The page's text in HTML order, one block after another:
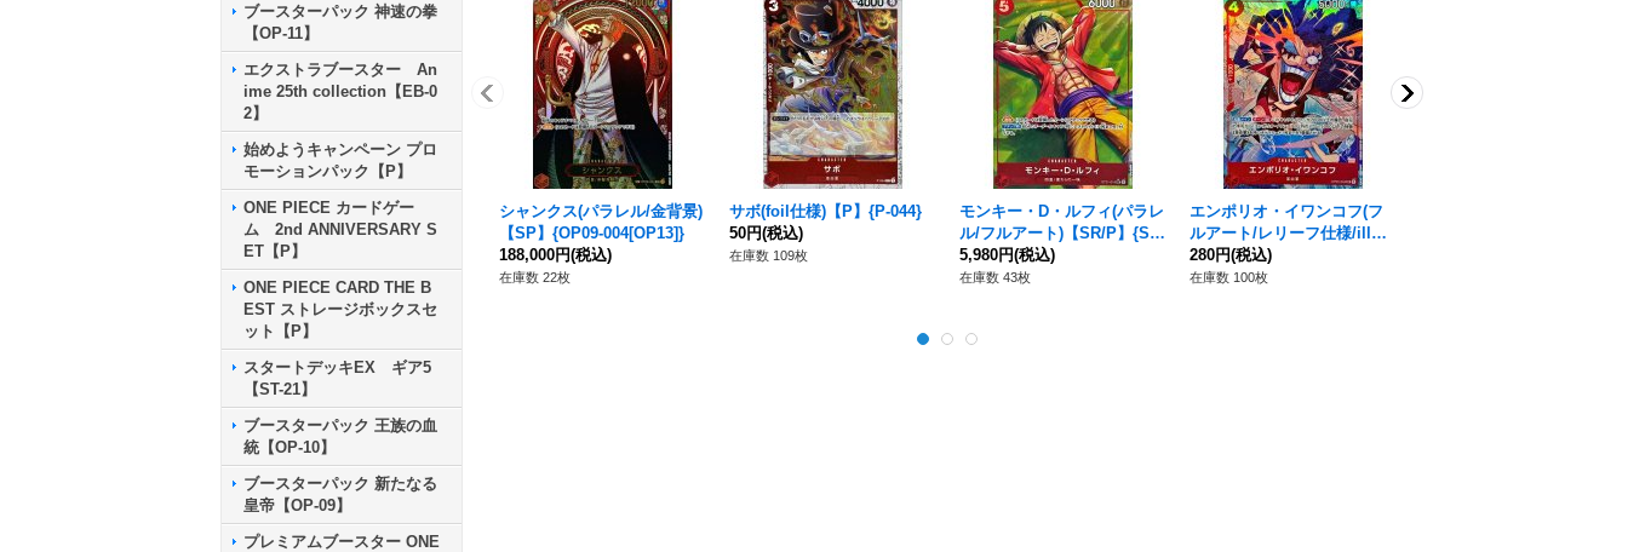
ブースターパック 神速の拳
【OP-11】
エクストラブースター An
ime 25th collection【EB-0
2】
始めようキャンペーン プロ
モーションパック【P】
ONE PIECE カードゲー
ム 2nd ANNIVERSARY S
ET【P】
ONE PIECE CARD THE B
EST ストレージボックスセ
ット【P】
スタートデッキEX ギア5
【ST-21】
ブースターパック 王族の血
統【OP-10】
ブースターパック 新たなる
皇帝【OP-09】
プレミアムブースター ONE
シャンクス(パラレル/金背景)
【SP】{OP09-004[OP13]}
188,000円(税込)
在庫数 22枚
サボ(foil仕様)【P】{P-044}
50円(税込)
在庫数 109枚
モンキー・D・ルフィ(パラレ
ル/フルアート)【SR/P】{ST
21-014}
5,980円(税込)
在庫数 43枚
エンポリオ・イワンコフ(フ
ルアート/レリーフ仕様/illus
t:Ryuda)【UC】{OP05-004}
280円(税込)
在庫数 100枚